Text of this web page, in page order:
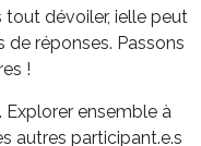
tout dévoiler, ielle peut
de réponses. Passons
!
Explorer ensemble à
autres participant.e.s